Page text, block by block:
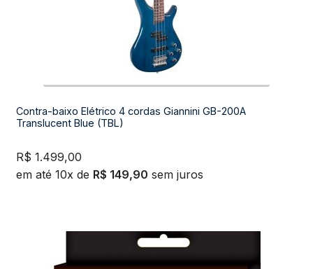
Contra-baixo Elétrico 4 cordas Giannini GB-200A
Translucent Blue (TBL)
R$ 1.499,00
em até 10x de R$ 149,90 sem juros